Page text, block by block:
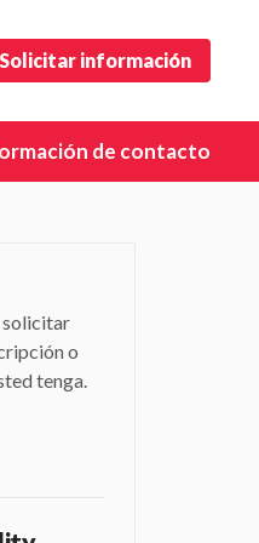
Solicitar información
de contacto
solicitar
o
tenga.